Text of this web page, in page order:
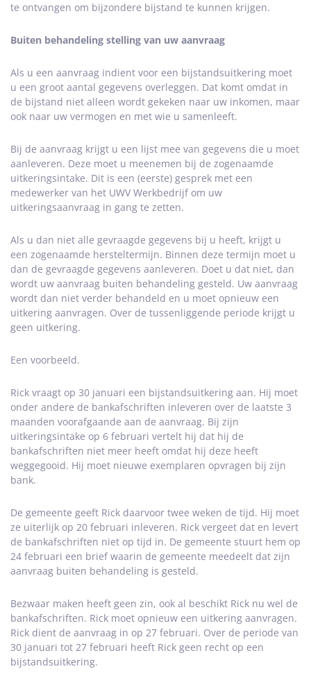
te ontvangen om bijzondere bijstand te kunnen krijgen.
Buiten behandeling stelling van uw aanvraag
Als u een aanvraag indient voor een bijstandsuitkering moet
u een groot aantal gegevens overleggen. Dat komt omdat in
de bijstand niet alleen wordt gekeken naar uw inkomen, maar
ook naar uw vermogen en met wie u samenleeft.
Bij de aanvraag krijgt u een lijst mee van gegevens die u moet
aanleveren. Deze moet u meenemen bij de zogenaamde
uitkeringsintake. Dit is een (eerste) gesprek met een
medewerker van het UWV Werkbedrijf om uw
uitkeringsaanvraag in gang te zetten.
Als u dan niet alle gevraagde gegevens bij u heeft, krijgt u
een zogenaamde hersteltermijn. Binnen deze termijn moet u
dan de gevraagde gegevens aanleveren. Doet u dat niet, dan
wordt uw aanvraag buiten behandeling gesteld. Uw aanvraag
wordt dan niet verder behandeld en u moet opnieuw een
uitkering aanvragen. Over de tussenliggende periode krijgt u
geen uitkering.
Een voorbeeld.
Rick vraagt op 30 januari een bijstandsuitkering aan. Hij moet
onder andere de bankafschriften inleveren over de laatste 3
maanden voorafgaande aan de aanvraag. Bij zijn
uitkeringsintake op 6 februari vertelt hij dat hij de
bankafschriften niet meer heeft omdat hij deze heeft
weggegooid. Hij moet nieuwe exemplaren opvragen bij zijn
bank.
De gemeente geeft Rick daarvoor twee weken de tijd. Hij moet
ze uiterlijk op 20 februari inleveren. Rick vergeet dat en levert
de bankafschriften niet op tijd in. De gemeente stuurt hem op
24 februari een brief waarin de gemeente meedeelt dat zijn
aanvraag buiten behandeling is gesteld.
Bezwaar maken heeft geen zin, ook al beschikt Rick nu wel de
bankafschriften. Rick moet opnieuw een uitkering aanvragen.
Rick dient de aanvraag in op 27 februari. Over de periode van
30 januari tot 27 februari heeft Rick geen recht op een
bijstandsuitkering.